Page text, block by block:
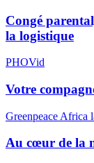
Congé
la logistique
PHOVid
Votre
Greenpeace Africa
Au cœur de la